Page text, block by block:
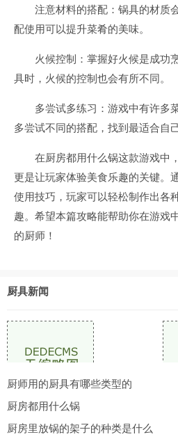
注意材料的搭配：锅具的材质
配使用可以提升菜肴的美味。
火候控制：掌握好火候是成功
具时，火候的控制也会有所不同。
多尝试多练习：游戏中有许多
多尝试不同的搭配，找到最适合自
在厨房都用什么锅这款游戏中
更是让玩家体验美食乐趣的关键。
使用技巧，玩家可以轻松制作出各
趣。希望本篇攻略能帮助你在游戏
的厨师！
厨具新闻
厨师用的厨具有哪些类型的
厨房都用什么锅
厨房里放锅的架子的种类是什么